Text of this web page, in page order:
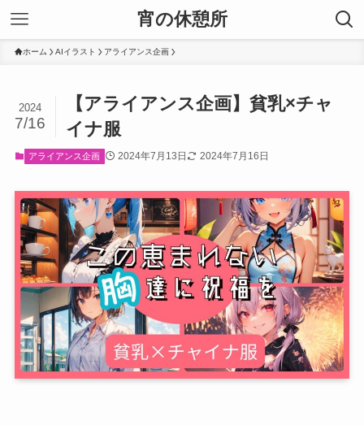
宵の休憩所
ホーム AIイラスト アライアンス企画
【アライアンス企画】貧乳×チャ
イナ服
2024
7/16
アライアンス企画 2024年7月13日 2024年7月16日